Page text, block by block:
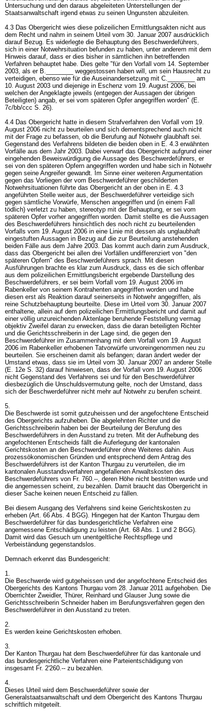
Untersuchung und den daraus abgeleiteten Unterstellungen der
Staatsanwaltschaft irgend etwas zu seinen Ungunsten abzuleiten.
4.3 Das Obergericht wies diese polizeilichen Ermittlungsakten nicht aus
dem Recht und nahm in seinem Urteil vom 30. Januar 2007 ausdrücklich
darauf Bezug. Es widerlegte die Behauptung des Beschwerdeführers,
sich in einer Notwehrsituation befunden zu haben, unter anderem mit dem
Hinweis darauf, dass er dies bisher in sämtlichen ihn betreffenden
Verfahren behauptet habe. Dies gelte "für den Vorfall vom 14. September
2003, als er B.________ weggestossen haben will, um sein Hausrecht zu
verteidigen, ebenso wie für die Auseinandersetzung mit C.________ am
10. August 2003 und diejenige in Eschenz vom 19. August 2006, bei
welchen der Angeklagte jeweils (entgegen der Aussagen der übrigen
Beteiligten) angab, er sei vom späteren Opfer angegriffen worden" (E.
7c/bb/ccc S. 26).
4.4 Das Obergericht hatte in diesem Strafverfahren den Vorfall vom 19.
August 2006 nicht zu beurteilen und sich dementsprechend auch nicht
mit der Frage zu befassen, ob die Berufung auf Notwehr glaubhaft sei.
Gegenstand des Verfahrens bildeten die beiden oben in E. 4.3 erwähnten
Vorfälle aus dem Jahr 2003. Dabei verwarf das Obergericht aufgrund einer
eingehenden Beweiswürdigung die Aussage des Beschwerdeführers, er
sei von den späteren Opfern angegriffen worden und habe sich in Notwehr
gegen seine Angreifer gewandt. Im Sinne einer weiteren Argumentation
gegen das Vorliegen der vom Beschwerdeführer geschilderten
Notwehrsituationen führte das Obergericht an der oben in E. 4.3
angeführten Stelle weiter aus, der Beschwerdeführer verteidige sich
gegen sämtliche Vorwürfe, Menschen angegriffen und (in einem Fall
tödlich) verletzt zu haben, stereotyp mit der Behauptung, er sei vom
späteren Opfer vorher angegriffen worden. Damit stellte es die Aussagen
des Beschwerdeführers hinsichtlich des noch nicht zu beurteilenden
Vorfalls vom 19. August 2006 in eine Linie mit dessen als unglaubhaft
eingestuften Aussagen in Bezug auf die zur Beurteilung anstehenden
beiden Fälle aus dem Jahre 2003. Das kommt auch darin zum Ausdruck,
dass das Obergericht bei allen drei Vorfällen undifferenziert von "den
späteren Opfern" des Beschwerdeführers sprach. Mit diesen
Ausführungen brachte es klar zum Ausdruck, dass es die sich offenbar
aus dem polizeilichen Ermittlungsbericht ergebende Darstellung des
Beschwerdeführers, er sei beim Vorfall vom 19. August 2006 im
Rabenkeller von seinem Kontrahenten angegriffen worden und habe
diesen erst als Reaktion darauf seinerseits in Notwehr angegriffen, als
reine Schutzbehauptung beurteilte. Diese im Urteil vom 30. Januar 2007
enthaltene, allein auf dem polizeilichen Ermittlungsbericht und damit auf
einer völlig unzureichenden Aktenlage beruhende Feststellung vermag
objektiv Zweifel daran zu erwecken, dass die daran beteiligten Richter
und die Gerichtsschreiberin in der Lage sind, die gegen den
Beschwerdeführer im Zusammenhang mit dem Vorfall vom 19. August
2006 im Rabenkeller erhobenen Tatvorwürfe unvoreingenommen neu zu
beurteilen. Sie erscheinen damit als befangen; daran ändert weder der
Umstand etwas, dass sie im Urteil vom 30. Januar 2007 an anderer Stelle
(E. 12e S. 32) darauf hinwiesen, dass der Vorfall vom 19. August 2006
nicht Gegenstand des Verfahrens sei und für den Beschwerdeführer
diesbezüglich die Unschuldsvermutung gelte, noch der Umstand, dass
sich der Beschwerdeführer nicht mehr auf Notwehr zu berufen scheint.
5.
Die Beschwerde ist somit gutzuheissen und der angefochtene Entscheid
des Obergerichts aufzuheben. Die abgelehnten Richter und die
Gerichtsschreiberin haben bei der Beurteilung der Berufung des
Beschwerdeführers in den Ausstand zu treten. Mit der Aufhebung des
angefochtenen Entscheids fällt die Auferlegung der kantonalen
Gerichtskosten an den Beschwerdeführer ohne Weiteres dahin. Aus
prozessökonomischen Gründen und entsprechend dem Antrag des
Beschwerdeführers ist der Kanton Thurgau zu verurteilen, die im
kantonalen Ausstandsverfahren angefallenen Anwaltskosten des
Beschwerdeführers von Fr. 760.--, deren Höhe nicht bestritten wurde und
die angemessen scheint, zu bezahlen. Damit braucht das Obergericht in
dieser Sache keinen neuen Entscheid zu fällen.
Bei diesem Ausgang des Verfahrens sind keine Gerichtskosten zu
erheben (Art. 66 Abs. 4 BGG). Hingegen hat der Kanton Thurgau dem
Beschwerdeführer für das bundesgerichtliche Verfahren eine
angemessene Entschädigung zu leisten (Art. 68 Abs. 1 und 2 BGG).
Damit wird das Gesuch um unentgeltliche Rechtspflege und
Verbeiständung gegenstandslos.
Demnach erkennt das Bundesgericht:
1.
Die Beschwerde wird gutgeheissen und der angefochtene Entscheid des
Obergerichts des Kantons Thurgau vom 28. Januar 2011 aufgehoben. Die
Oberrichter Zweidler, Thürer, Reinhard und Glauser Jung sowie die
Gerichtsschreiberin Schneider haben im Berufungsverfahren gegen den
Beschwerdeführer in den Ausstand zu treten.
2.
Es werden keine Gerichtskosten erhoben.
3.
Der Kanton Thurgau hat dem Beschwerdeführer für das kantonale und
das bundesgerichtliche Verfahren eine Parteientschädigung von
insgesamt Fr. 2'260.-- zu bezahlen.
4.
Dieses Urteil wird dem Beschwerdeführer sowie der
Generalstaatsanwaltschaft und dem Obergericht des Kantons Thurgau
schriftlich mitgeteilt.